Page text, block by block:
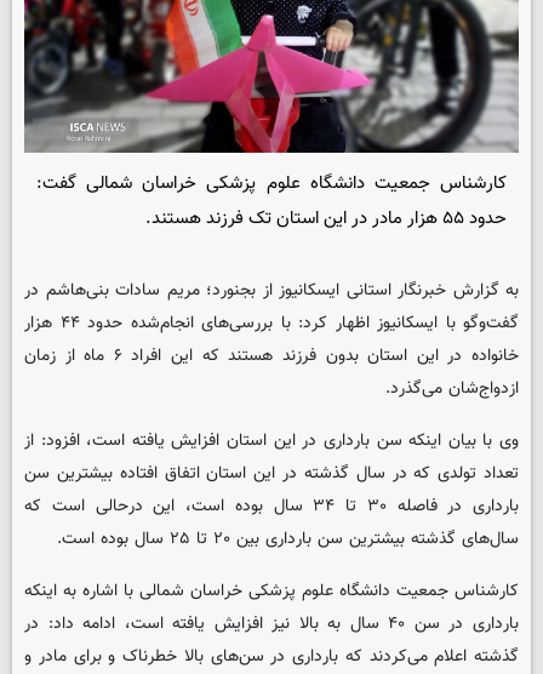
کارشناس جمعیت دانشگاه علوم پزشکی خراسان شمالی گفت:
حدود ۵۵ هزار مادر در این استان تک فرزند هستند.
به گزارش خبرنگار استانی ایسکانیوز از بجنورد؛ مریم سادات بنی‌هاشم در
گفت‌وگو با ایسکانیوز اظهار کرد: با بررسی‌های انجام‌شده حدود ۴۴ هزار
خانواده در این استان بدون فرزند هستند که این افراد ۶ ماه از زمان
ازدواج‌شان می‌گذرد.
وی با بیان اینکه سن بارداری در این استان افزایش یافته است، افزود: از
تعداد تولدی که در سال گذشته در این استان اتفاق افتاده بیشترین سن
بارداری در فاصله ۳۰ تا ۳۴ سال بوده است، این درحالی است که
سال‌های گذشته بیشترین سن بارداری بین ۲۰ تا ۲۵ سال بوده است.
کارشناس جمعیت دانشگاه علوم پزشکی خراسان شمالی با اشاره به اینکه
بارداری در سن ۴۰ سال به بالا نیز افزایش یافته است، ادامه داد: در
گذشته اعلام می‌کردند که بارداری در سن‌های بالا خطرناک و برای مادر و